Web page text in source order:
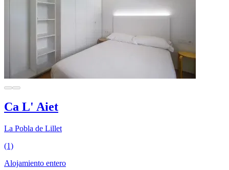
Ca L' Aiet
La Pobla de Lillet
(1)
Alojamiento entero